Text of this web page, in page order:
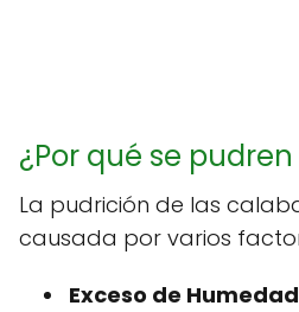
¿Por qué se
La pudrición de las
causada por varios
Exceso de Humedad